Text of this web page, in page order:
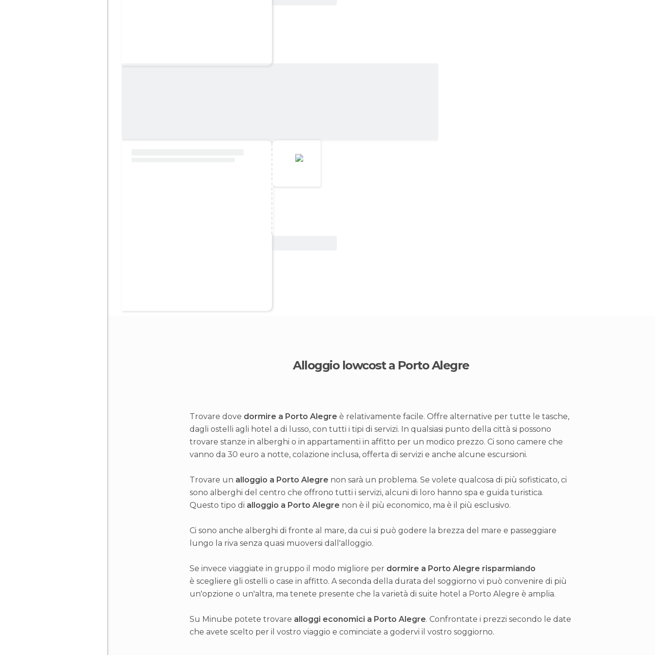
Alloggio lowcost a Porto Alegre
Trovare dove dormire a Porto Alegre è relativamente facile. Offre alternative per tutte le tasche,
dagli ostelli agli hotel a di lusso, con tutti i tipi di servizi. In qualsiasi punto della città si possono
trovare stanze in alberghi o in appartamenti in affitto per un modico prezzo. Ci sono camere che
vanno da 30 euro a notte, colazione inclusa, offerta di servizi e anche alcune escursioni.
Trovare un alloggio a Porto Alegre non sarà un problema. Se volete qualcosa di più sofisticato, ci
sono alberghi del centro che offrono tutti i servizi, alcuni di loro hanno spa e guida turistica.
Questo tipo di alloggio a Porto Alegre non è il più economico, ma è il più esclusivo.
Ci sono anche alberghi di fronte al mare, da cui si può godere la brezza del mare e passeggiare
lungo la riva senza quasi muoversi dall'alloggio.
Se invece viaggiate in gruppo il modo migliore per dormire a Porto Alegre risparmiando
è scegliere gli ostelli o case in affitto. A seconda della durata del soggiorno vi può convenire di più
un'opzione o un'altra, ma tenete presente che la varietà di suite hotel a Porto Alegre è amplia.
Su Minube potete trovare alloggi economici a Porto Alegre. Confrontate i prezzi secondo le date
che avete scelto per il vostro viaggio e cominciate a godervi il vostro soggiorno.